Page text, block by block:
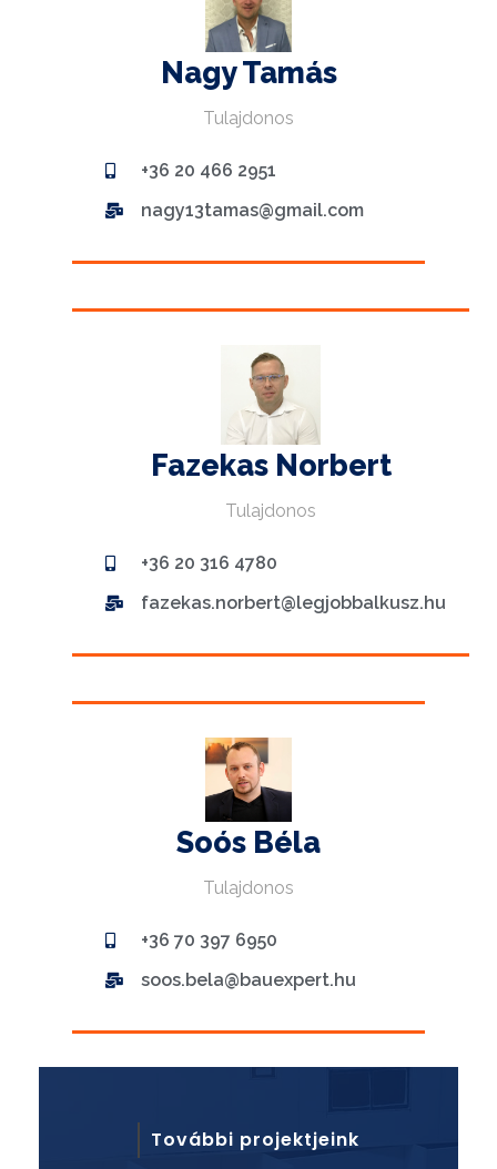
Nagy Tamás
Tulajdonos
+36 20 466 2951
nagy13tamas@gmail.com
Fazekas Norbert
Tulajdonos
+36 20 316 4780
fazekas.norbert@legjobbalkusz.hu
Soós Béla
Tulajdonos
+36 70 397 6950
soos.bela@bauexpert.hu
További projektjeink